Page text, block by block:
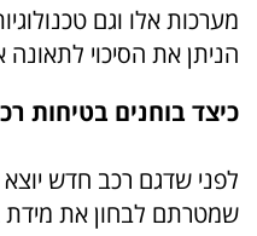
מערכות אלו וגם
הניתן את הסיכוי לתאונה
כיצד בוחנים בטיחות
לפני שדגם רכב חדש
שמטרתם לבחון את מידת